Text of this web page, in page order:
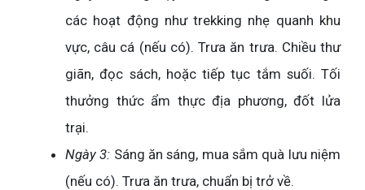
các hoạt động như trekking nhẹ quanh khu
vực, câu cá (nếu có). Trưa ăn trưa. Chiều thư
giãn, đọc sách, hoặc tiếp tục tắm suối. Tối
thưởng thức ẩm thực địa phương, đốt lửa
trại.
Ngày 3: Sáng ăn sáng, mua sắm quà lưu niệm
(nếu có). Trưa ăn trưa, chuẩn bị trở về.